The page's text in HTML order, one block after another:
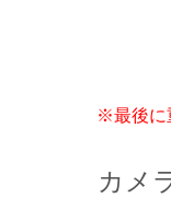
※最後に
カメ